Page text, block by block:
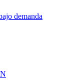
demanda